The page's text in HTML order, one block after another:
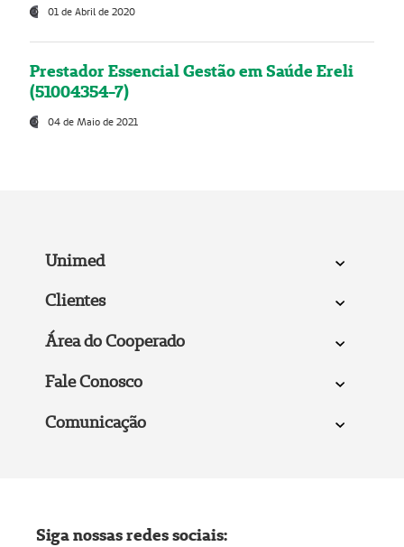
01 de Abril de 2020
Prestador Essencial Gestão em Saúde Ereli
(51004354-7)
04 de Maio de 2021
Unimed
Clientes
Área do Cooperado
Fale Conosco
Comunicação
Siga nossas redes sociais: